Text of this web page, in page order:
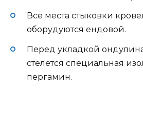
Все места стыковки
оборудуются ендовой.
Перед укладкой
стелется специальная
пергамин.